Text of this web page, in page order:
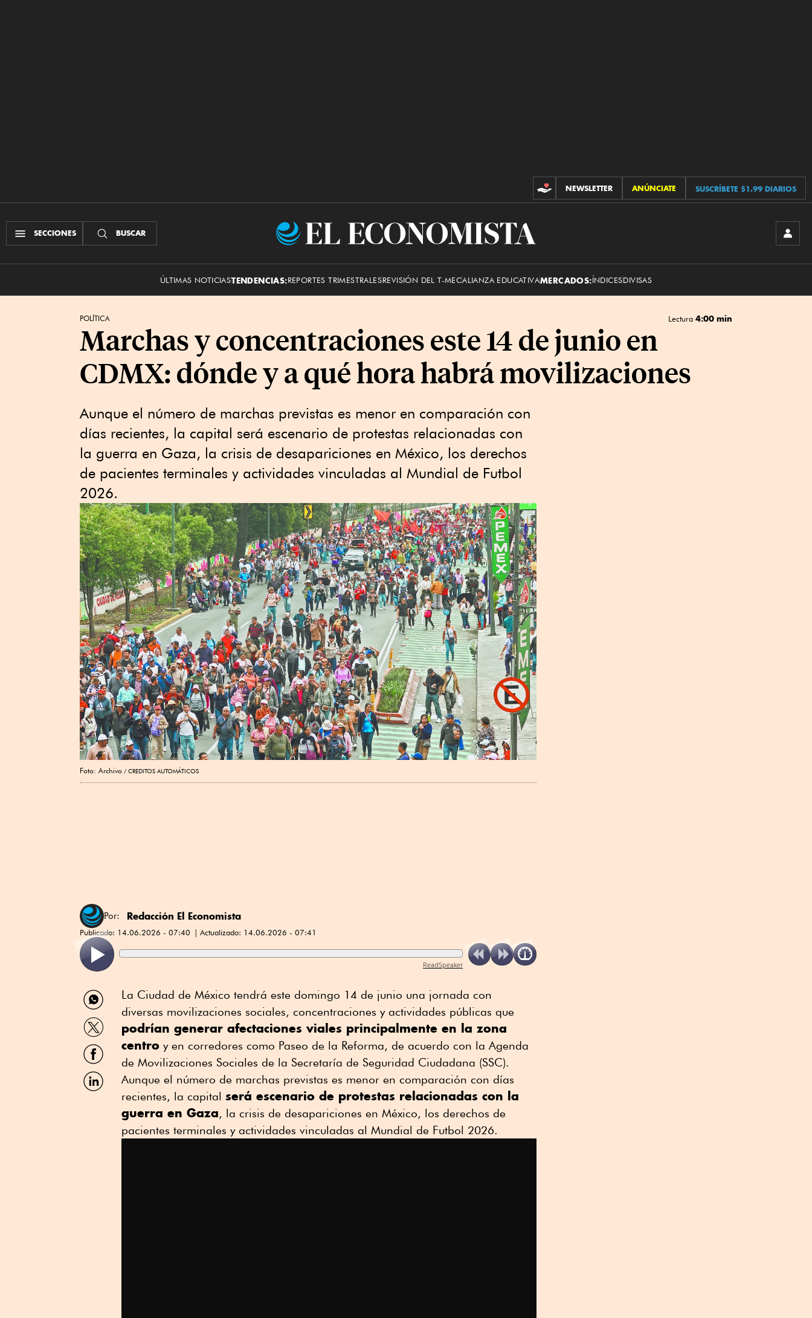
CONTRIBUCIONES
NEWSLETTER ANÚNCIATE SUSCRÍBETE $1.99 DIARIOS
SECCIONES BUSCAR
El
ÚLTIMAS NOTICIASTENDENCIAS:REPORTES TRIMESTRALESREVISIÓN DEL T-MECALIANZA EDUCATIVAMERCADOS:ÍNDICESDIVISAS
POLÍTICA Lectura 4:00 min
Marchas y concentraciones este 14 de junio en
CDMX: dónde y a qué hora habrá movilizaciones
Aunque el número de marchas previstas es menor en comparación con
días recientes, la capital será escenario de protestas relacionadas con
la guerra en Gaza, la crisis de desapariciones en México, los derechos
de pacientes terminales y actividades vinculadas al Mundial de Futbol
2026.
Foto: Archivo CREDITOS AUTOMÁTICOS
Por: Redacción El Economista
Publicado: 14.06.2026 - 07:40 Actualizado: 14.06.2026 - 07:41
ReadSpeaker
Compartir
por
WhatsApp
Compartir
por
Twitter
Compartir
por
Facebook
Compartir
por
La Ciudad de México tendrá este domingo 14 de junio una jornada con
diversas movilizaciones sociales, concentraciones y actividades públicas que
podrían generar afectaciones viales principalmente en la zona
centro y en corredores como Paseo de la Reforma, de acuerdo con la Agenda
de Movilizaciones Sociales de la Secretaría de Seguridad Ciudadana (SSC).
Aunque el número de marchas previstas es menor en comparación con días
recientes, la capital será escenario de protestas relacionadas con la
guerra en Gaza, la crisis de desapariciones en México, los derechos de
pacientes terminales y actividades vinculadas al Mundial de Futbol 2026.